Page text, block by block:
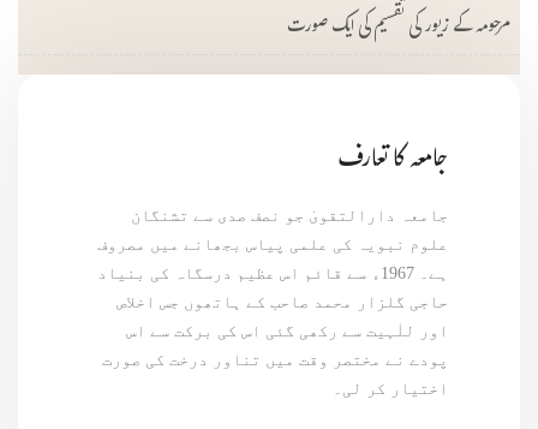
مرحومہ کے زیور کی تقسیم کی ایک صورت
جامعہ کا تعارف
جامعہ دارالتقویٰ جو نصف صدی سے تشنگان
علوم نبویہ کی علمی پیاس بجھانے میں مصروف
ہے۔ 1967ء سے قائم اس عظیم درسگاہ کی بنیاد
حاجی گلزار محمد صاحب کے ہاتھوں جس اخلاص
اور للٰہیت سے رکھی گئی اس کی برکت سے اس
پودے نے مختصر وقت میں تناور درخت کی صورت
اختیار کر لی۔